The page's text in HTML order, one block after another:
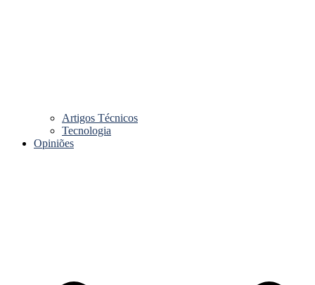
Artigos Técnicos
Tecnologia
Opiniões